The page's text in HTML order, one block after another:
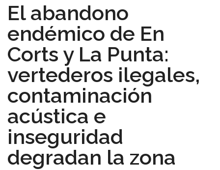
El abandono
endémico de En
Corts y La Punta:
vertederos ilegales,
contaminación
acústica e
inseguridad
degradan la zona